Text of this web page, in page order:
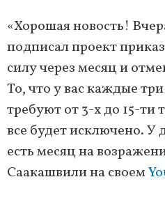
«Хорошая новость!
подписал проект
силу через месяц и
То, что у вас каждые
требуют от 3-х до 15-ти
все будет исключено. У
есть месяц на
Саакашвили на своем